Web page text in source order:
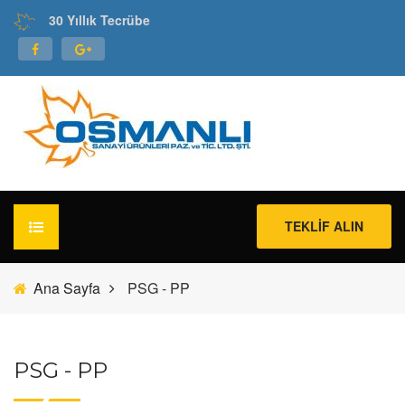
30 Yıllık Tecrübe
ANA SAYFA
SELSİL
HABERLER
TEKLİF ALIN
Ana Sayfa PSG - PP
PSG - PP